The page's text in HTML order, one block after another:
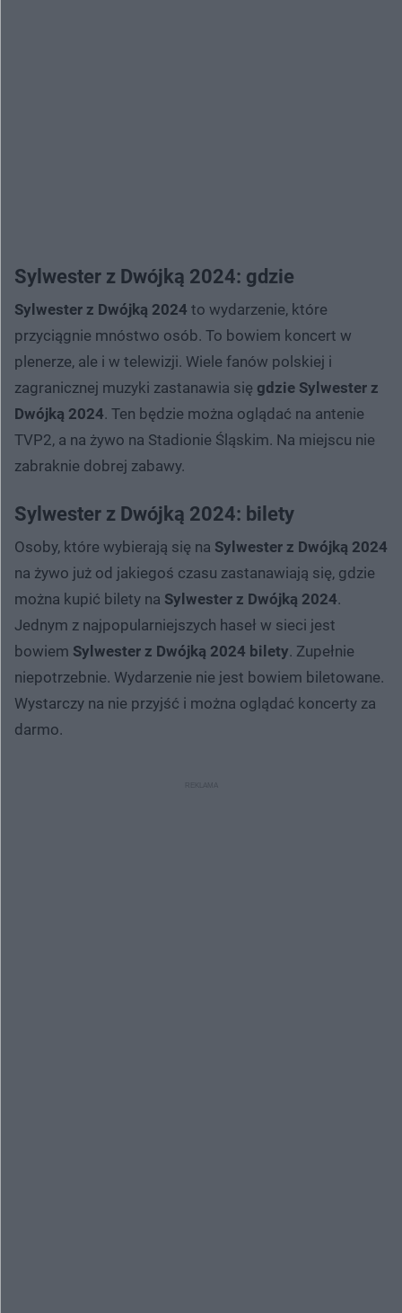
Sylwester z Dwójką 2024: gdzie
Sylwester z Dwójką 2024 to wydarzenie, które
przyciągnie mnóstwo osób. To bowiem koncert w
plenerze, ale i w telewizji. Wiele fanów polskiej i
zagranicznej muzyki zastanawia się gdzie Sylwester z
Dwójką 2024. Ten będzie można oglądać na antenie
TVP2, a na żywo na Stadionie Śląskim. Na miejscu nie
zabraknie dobrej zabawy.
Sylwester z Dwójką 2024: bilety
Osoby, które wybierają się na Sylwester z Dwójką 2024
na żywo już od jakiegoś czasu zastanawiają się, gdzie
można kupić bilety na Sylwester z Dwójką 2024.
Jednym z najpopularniejszych haseł w sieci jest
bowiem Sylwester z Dwójką 2024 bilety. Zupełnie
niepotrzebnie. Wydarzenie nie jest bowiem biletowane.
Wystarczy na nie przyjść i można oglądać koncerty za
darmo.